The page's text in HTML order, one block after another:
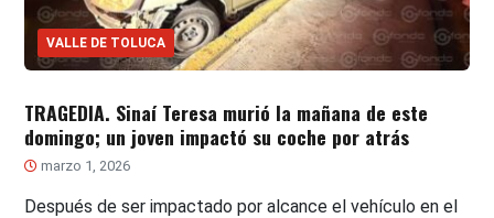
VALLE DE TOLUCA
TRAGEDIA. Sinaí Teresa murió la mañana de este
domingo; un joven impactó su coche por atrás
marzo 1, 2026
Después de ser impactado por alcance el vehículo en el